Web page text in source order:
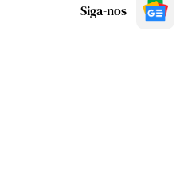
Siga-nos